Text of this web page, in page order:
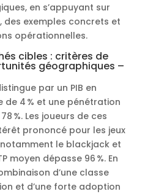
en s’appuyant sur
des exemples concrets et
opérationnelles.
cibles : critères de
géographiques –
par un PIB en
de 4 % et une pénétration
%. Les joueurs de ces
prononcé pour les jeux
le blackjack et
moyen dépasse 96 %. En
d’une classe
et d’une forte adoption